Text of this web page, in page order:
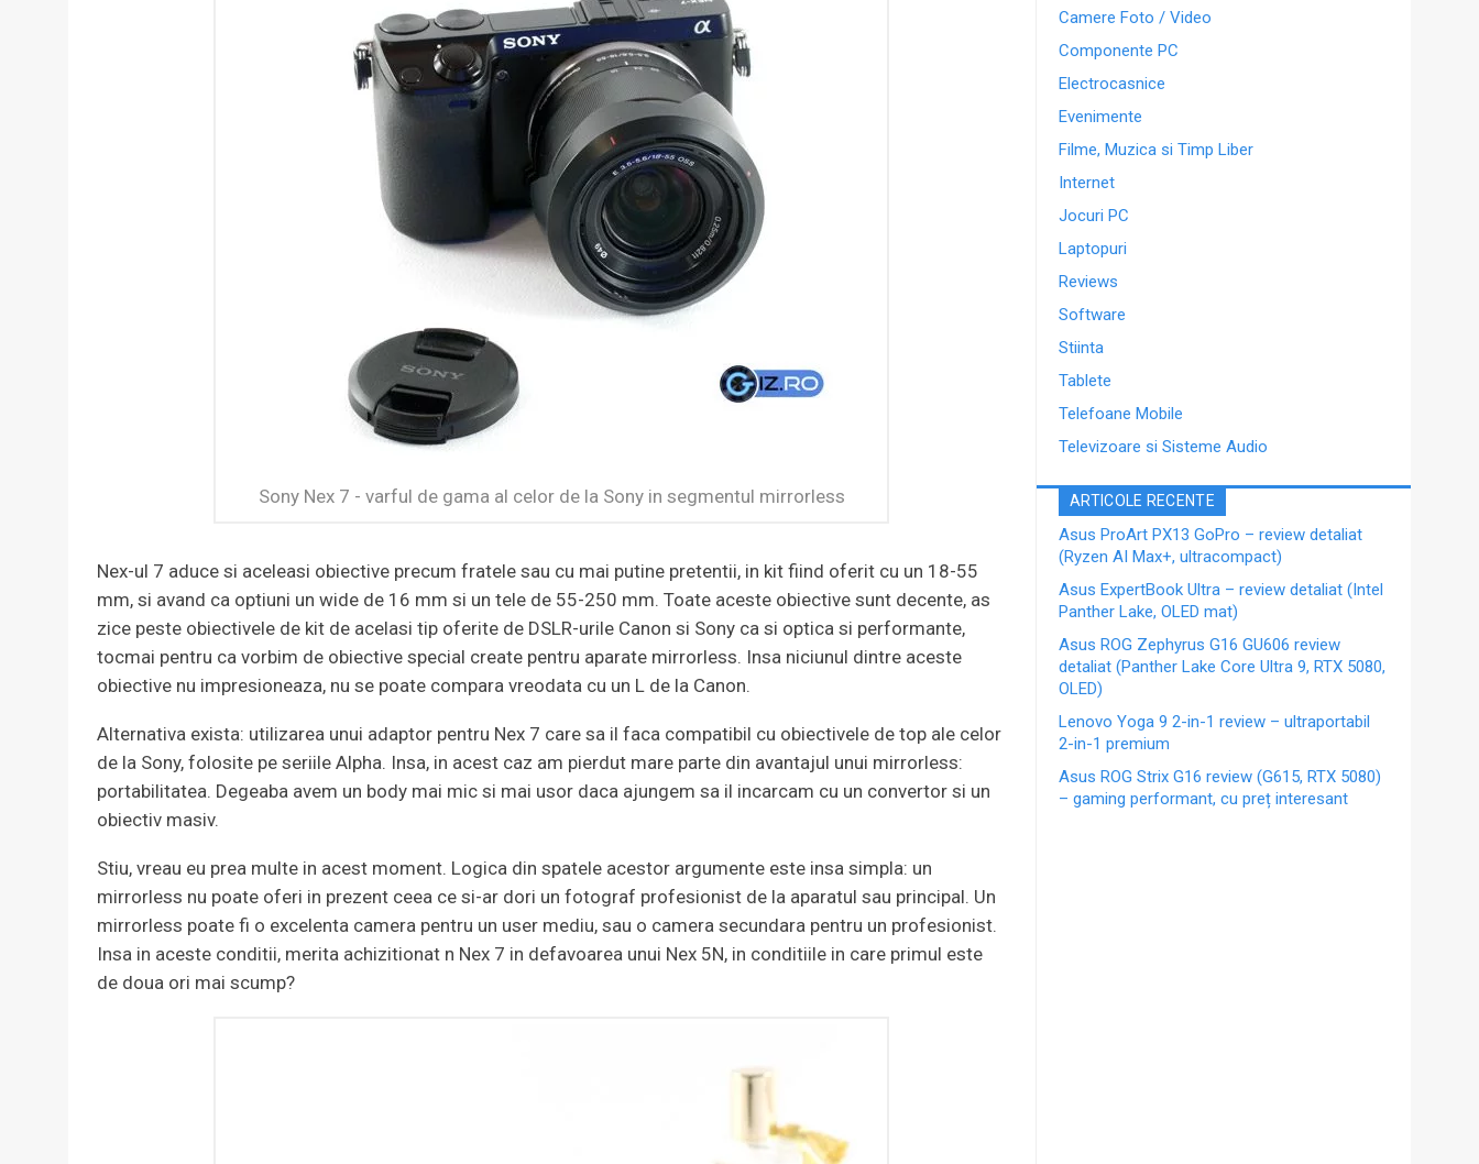
Sony Nex 7 - varful de gama al celor de la Sony in segmentul mirrorless
Nex-ul 7 aduce si aceleasi obiective precum fratele sau cu mai putine pretentii, in kit fiind oferit cu un 18-55
mm, si avand ca optiuni un wide de 16 mm si un tele de 55-250 mm. Toate aceste obiective sunt decente, as
zice peste obiectivele de kit de acelasi tip oferite de DSLR-urile Canon si Sony ca si optica si performante,
tocmai pentru ca vorbim de obiective special create pentru aparate mirrorless. Insa niciunul dintre aceste
obiective nu impresioneaza, nu se poate compara vreodata cu un L de la Canon.
Alternativa exista: utilizarea unui adaptor pentru Nex 7 care sa il faca compatibil cu obiectivele de top ale celor
de la Sony, folosite pe seriile Alpha. Insa, in acest caz am pierdut mare parte din avantajul unui mirrorless:
portabilitatea. Degeaba avem un body mai mic si mai usor daca ajungem sa il incarcam cu un convertor si un
obiectiv masiv.
Stiu, vreau eu prea multe in acest moment. Logica din spatele acestor argumente este insa simpla: un
mirrorless nu poate oferi in prezent ceea ce si-ar dori un fotograf profesionist de la aparatul sau principal. Un
mirrorless poate fi o excelenta camera pentru un user mediu, sau o camera secundara pentru un profesionist.
Insa in aceste conditii, merita achizitionat n Nex 7 in defavoarea unui Nex 5N, in conditiile in care primul este
de doua ori mai scump?
Camere Foto / Video
Componente PC
Electrocasnice
Evenimente
Filme, Muzica si Timp Liber
Internet
Jocuri PC
Laptopuri
Reviews
Software
Stiinta
Tablete
Telefoane Mobile
Televizoare si Sisteme Audio
ARTICOLE RECENTE
Asus ProArt PX13 GoPro – review detaliat
(Ryzen AI Max+, ultracompact)
Asus ExpertBook Ultra – review detaliat (Intel
Panther Lake, OLED mat)
Asus ROG Zephyrus G16 GU606 review
detaliat (Panther Lake Core Ultra 9, RTX 5080,
OLED)
Lenovo Yoga 9 2-in-1 review – ultraportabil
2-in-1 premium
Asus ROG Strix G16 review (G615, RTX 5080)
– gaming performant, cu preț interesant